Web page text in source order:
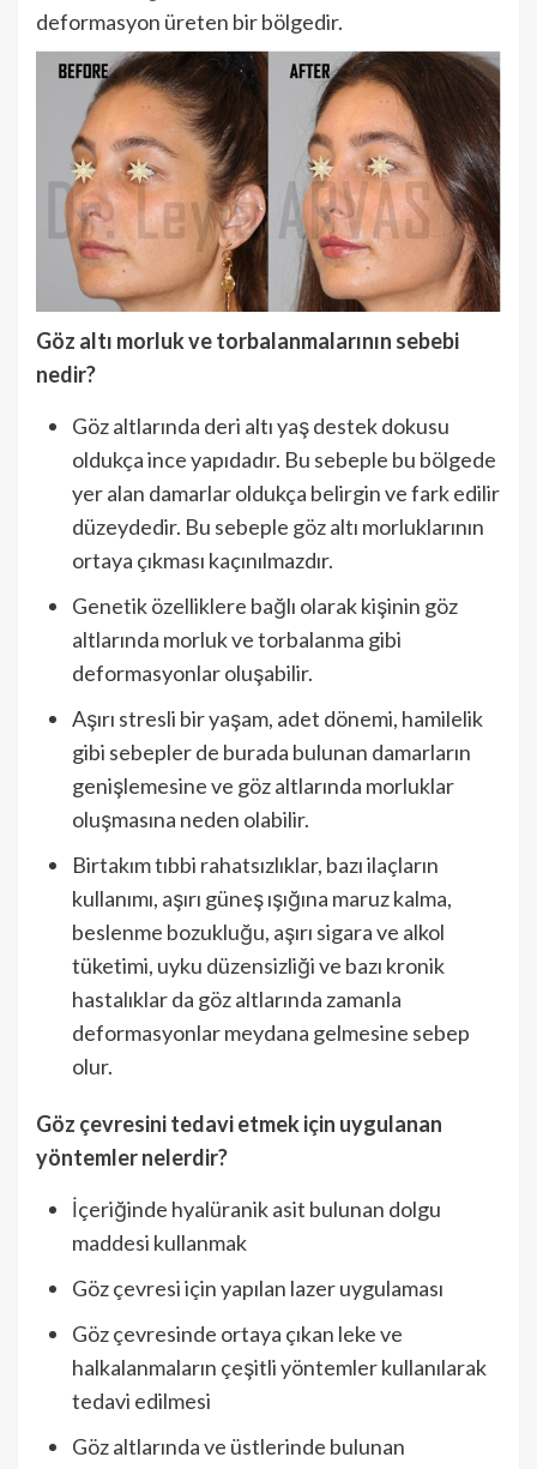
deformasyon üreten bir bölgedir.
Göz altı morluk ve torbalanmalarının sebebi
nedir?
Göz altlarında deri altı yaş destek dokusu
oldukça ince yapıdadır. Bu sebeple bu bölgede
yer alan damarlar oldukça belirgin ve fark edilir
düzeydedir. Bu sebeple göz altı morluklarının
ortaya çıkması kaçınılmazdır.
Genetik özelliklere bağlı olarak kişinin göz
altlarında morluk ve torbalanma gibi
deformasyonlar oluşabilir.
Aşırı stresli bir yaşam, adet dönemi, hamilelik
gibi sebepler de burada bulunan damarların
genişlemesine ve göz altlarında morluklar
oluşmasına neden olabilir.
Birtakım tıbbi rahatsızlıklar, bazı ilaçların
kullanımı, aşırı güneş ışığına maruz kalma,
beslenme bozukluğu, aşırı sigara ve alkol
tüketimi, uyku düzensizliği ve bazı kronik
hastalıklar da göz altlarında zamanla
deformasyonlar meydana gelmesine sebep
olur.
Göz çevresini tedavi etmek için uygulanan
yöntemler nelerdir?
İçeriğinde hyalüranik asit bulunan dolgu
maddesi kullanmak
Göz çevresi için yapılan lazer uygulaması
Göz çevresinde ortaya çıkan leke ve
halkalanmaların çeşitli yöntemler kullanılarak
tedavi edilmesi
Göz altlarında ve üstlerinde bulunan